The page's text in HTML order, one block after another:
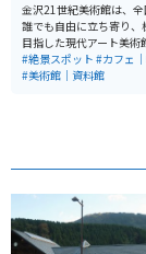
金沢21世紀美術館は、全
誰でも自由に立ち寄り
目指した現代アート美
て、感じることができる
特にレアンドロ・エルリ
美術館は地上1階、地下
の歴史的参照点となる
観を提案する作品、そ
る創造性に富む作品を集めています。
ージアムショップやレ
くりと楽しむことができ
#絶景スポット #カフェ
#美術館｜資料館